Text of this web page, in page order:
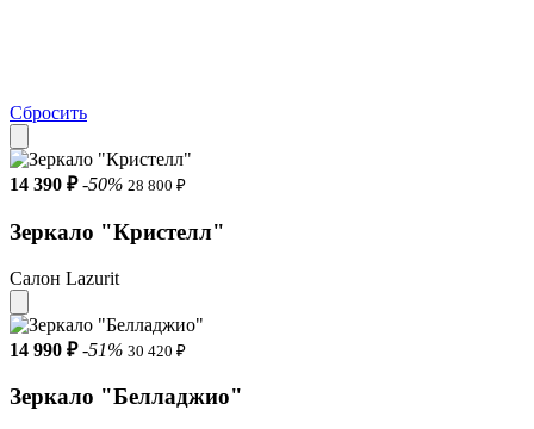
Сбросить
14 390 ₽ -50% 28 800 ₽
Зеркало "Кристелл"
Салон Lazurit
14 990 ₽ -51% 30 420 ₽
Зеркало "Белладжио"